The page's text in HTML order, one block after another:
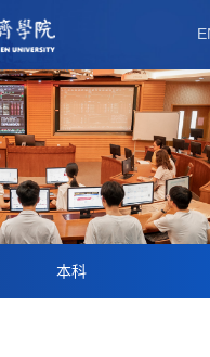
本科